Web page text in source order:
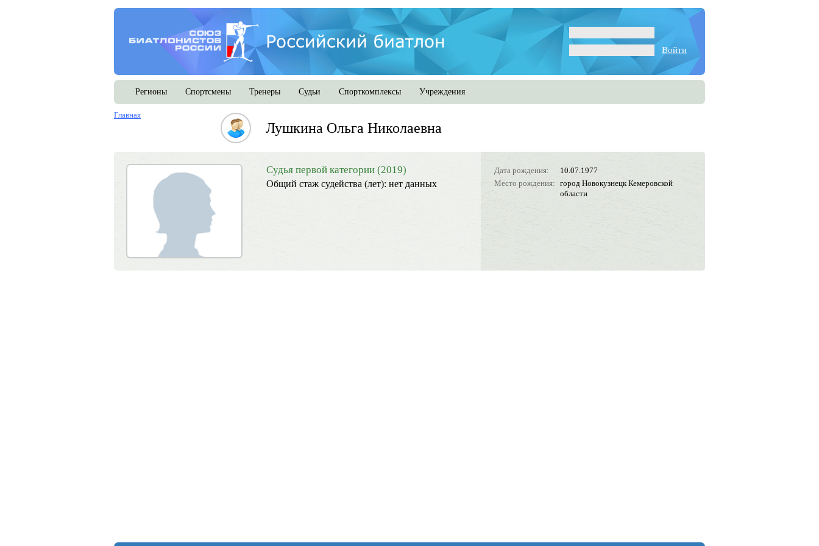
Войти
Регионы Спортсмены Тренеры Судьи Спорткомплексы Учреждения
Главная
Лушкина Ольга Николаевна
Дата рождения:
10.07.1977
Место рождения: город Новокузнецк Кемеровской
области
Судья первой категории (2019)
Общий стаж судейства (лет): нет данных